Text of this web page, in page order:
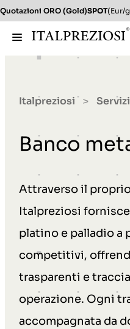
Quotazioni ORO (Gold)SPOT(Eur/
Italpreziosi > Servizi
Banco
Attraverso il
Italpreziosi
platino e palladio a
competitivi,
trasparenti e
operazione. Ogni
accompagnata da